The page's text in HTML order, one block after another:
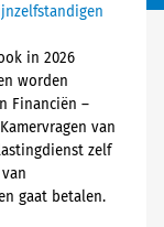
in 2026
worden
Financiën –
van
zelf
gaat betalen.